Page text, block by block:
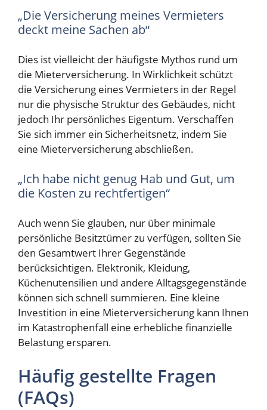
„Die Versicherung meines Vermieters
deckt meine Sachen ab“
Dies ist vielleicht der häufigste Mythos rund um
die Mieterversicherung. In Wirklichkeit schützt
die Versicherung eines Vermieters in der Regel
nur die physische Struktur des Gebäudes, nicht
jedoch Ihr persönliches Eigentum. Verschaffen
Sie sich immer ein Sicherheitsnetz, indem Sie
eine Mieterversicherung abschließen.
„Ich habe nicht genug Hab und Gut, um
die Kosten zu rechtfertigen“
Auch wenn Sie glauben, nur über minimale
persönliche Besitztümer zu verfügen, sollten Sie
den Gesamtwert Ihrer Gegenstände
berücksichtigen. Elektronik, Kleidung,
Küchenutensilien und andere Alltagsgegenstände
können sich schnell summieren. Eine kleine
Investition in eine Mieterversicherung kann Ihnen
im Katastrophenfall eine erhebliche finanzielle
Belastung ersparen.
Häufig gestellte Fragen
(FAQs)